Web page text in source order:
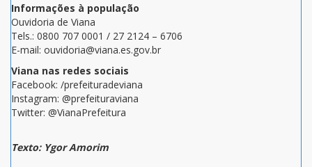
Informações à população
Ouvidoria de Viana
Tels.: 0800 707 0001 / 27 2124 – 6706
E-mail: ouvidoria@viana.es.gov.br
Viana nas redes sociais
Facebook: /prefeituradeviana
Instagram: @prefeituraviana
Twitter: @VianaPrefeitura
Texto: Ygor Amorim